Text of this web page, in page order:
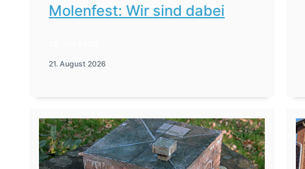
Molenfest: Wir sind dabei
21. August 2026